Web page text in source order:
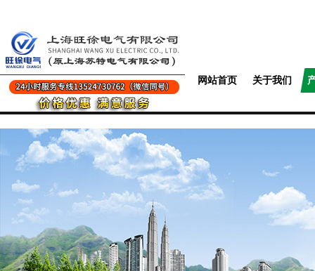
网站首页 关于我们